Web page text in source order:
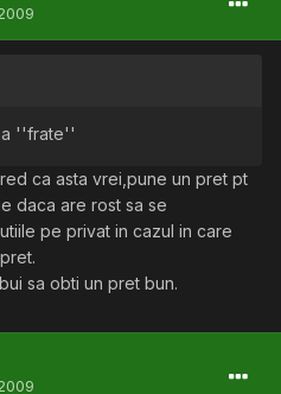
''frate''
ca asta vrei,pune un pret pt
daca are rost sa se
pe privat in cazul in care
sa obti un pret bun.